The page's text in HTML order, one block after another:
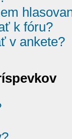
k fóru?
v ankete?